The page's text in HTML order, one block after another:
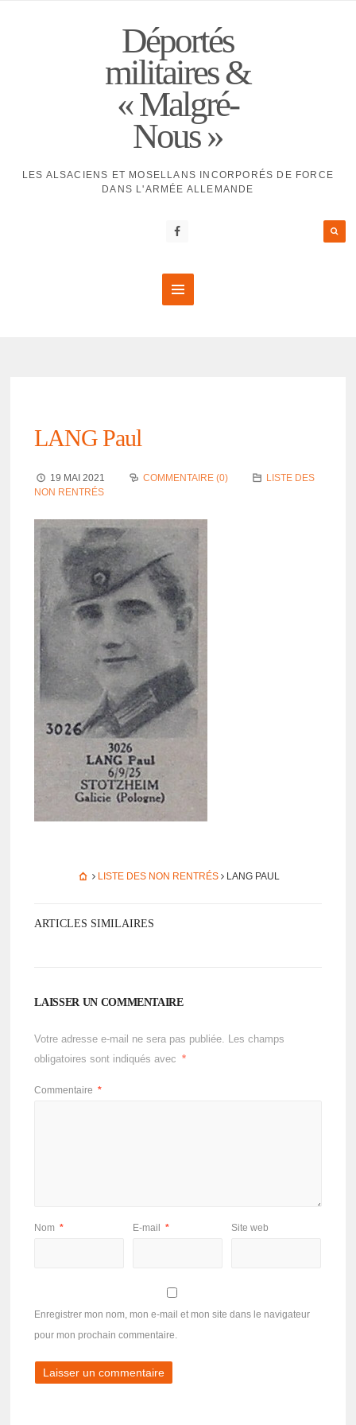
Déportés
militaires &
« Malgré-
Nous »
LES ALSACIENS ET MOSELLANS INCORPORÉS DE FORCE
DANS L'ARMÉE ALLEMANDE
LANG Paul
19 MAI 2021 COMMENTAIRE (0)
LISTE DES
NON RENTRÉS
LISTE DES NON RENTRÉS LANG PAUL
ARTICLES SIMILAIRES
LAISSER UN COMMENTAIRE
Votre adresse e-mail ne sera pas publiée. Les champs
obligatoires sont indiqués avec
*
Commentaire *
Nom * E-mail * Site web
Enregistrer mon nom, mon e-mail et mon site dans le navigateur
pour mon prochain commentaire.